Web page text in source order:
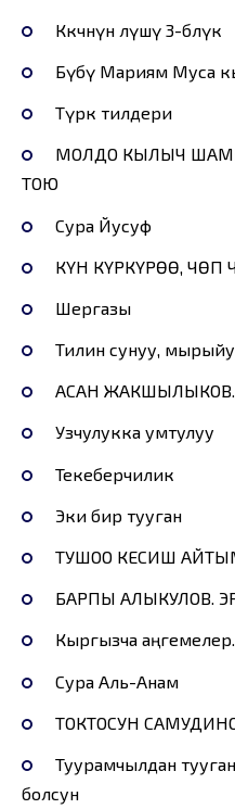
Көкчөнүн өлүшү 3-бөлүк
Бүбү Мариям Муса
Түрк тилдери
МОЛДО КЫЛЫЧ
ТОЮ
Сура Йусуф
КҮН КҮРКҮРӨӨ, ЧӨП
Шергазы
Тилин сунуу,
АСАН
Узчулукка умтулуу
Текеберчилик
Эки бир тууган
ТУШОО КЕСИШ
БАРПЫ АЛЫКУЛОВ.
Кыргызча аңгемелер.
Сура Аль-Анам
ТОКТОСУН
Туурамчылдан
болсун